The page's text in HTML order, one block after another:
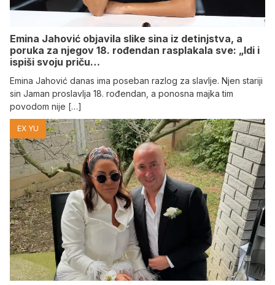
Emina Jahović objavila slike sina iz detinjstva, a
poruka za njegov 18. rođendan rasplakala sve: „Idi i
ispiši svoju priču…
Emina Jahović danas ima poseban razlog za slavlje. Njen stariji
sin Jaman proslavlja 18. rođendan, a ponosna majka tim
povodom nije […]
EX YU